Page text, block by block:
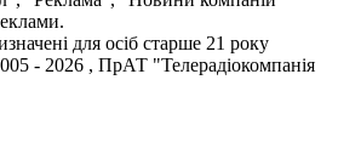
для осіб старше 21 року
- 2026 , ПрАТ "Телерадіокомпанія